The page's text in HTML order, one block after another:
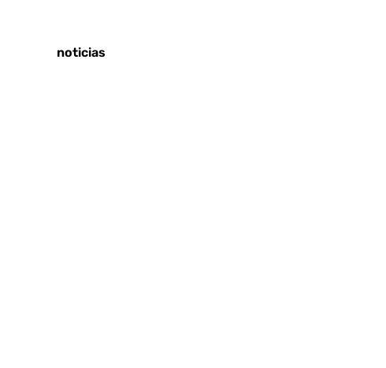
Últimas noticias